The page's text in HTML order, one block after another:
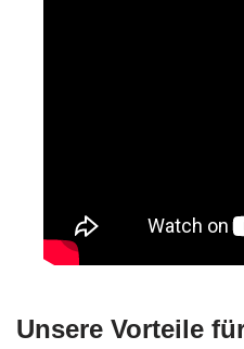
Unsere Vorteile